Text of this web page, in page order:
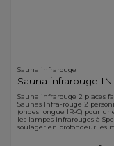
Sauna infrarouge
Sauna infrarouge
Sauna infrarouge 2 places
Saunas Infra-rouge 2
(ondes longue IR-C) pour
les lampes infrarouges à
soulager en profondeur les